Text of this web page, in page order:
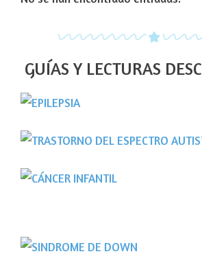
GUÍAS Y LECTURAS